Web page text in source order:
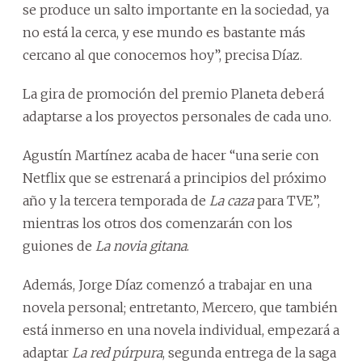
se produce un salto importante en la sociedad, ya
no está la cerca, y ese mundo es bastante más
cercano al que conocemos hoy”, precisa Díaz.
La gira de promoción del premio Planeta deberá
adaptarse a los proyectos personales de cada uno.
Agustín Martínez acaba de hacer “una serie con
Netflix que se estrenará a principios del próximo
año y la tercera temporada de La cazapara TVE”,
mientras los otros dos comenzarán con los
guiones de La novia gitana.
Además, Jorge Díaz comenzó a trabajar en una
novela personal; entretanto, Mercero, que también
está inmerso en una novela individual, empezará a
adaptar La red púrpura, segunda entrega de la saga